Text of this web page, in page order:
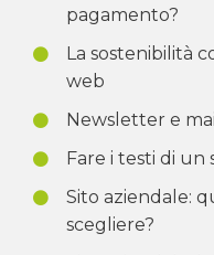
pagamento?
La sostenibilità
web
Newsletter e
Fare i testi di un
Sito aziendale:
scegliere?